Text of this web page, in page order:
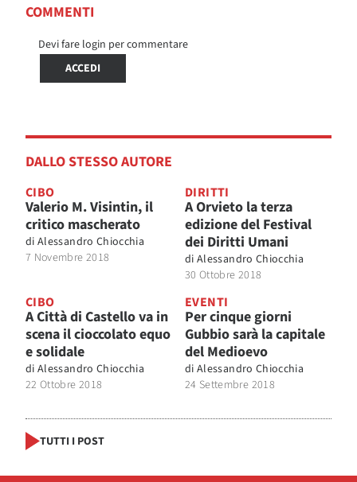
COMMENTI
Devi fare login per commentare
ACCEDI
DALLO STESSO AUTORE
CIBO
Valerio M. Visintin, il
critico mascherato
di Alessandro Chiocchia
7 Novembre 2018
DIRITTI
A Orvieto la terza
edizione del Festival
dei Diritti Umani
di Alessandro Chiocchia
30 Ottobre 2018
CIBO
A Città di Castello va in
scena il cioccolato equo
e solidale
di Alessandro Chiocchia
22 Ottobre 2018
EVENTI
Per cinque giorni
Gubbio sarà la capitale
del Medioevo
di Alessandro Chiocchia
24 Settembre 2018
TUTTI I POST